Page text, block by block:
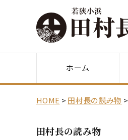
ホーム
HOME 田村長の読み物
田村長の読み物